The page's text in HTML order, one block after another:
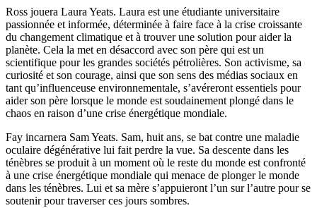
Ross jouera Laura Yeats. Laura est une étudiante universitaire
passionnée et informée, déterminée à faire face à la crise croissante
du changement climatique et à trouver une solution pour aider la
planète. Cela la met en désaccord avec son père qui est un
scientifique pour les grandes sociétés pétrolières. Son activisme, sa
curiosité et son courage, ainsi que son sens des médias sociaux en
tant qu’influenceuse environnementale, s’avéreront essentiels pour
aider son père lorsque le monde est soudainement plongé dans le
chaos en raison d’une crise énergétique mondiale.
Fay incarnera Sam Yeats. Sam, huit ans, se bat contre une maladie
oculaire dégénérative lui fait perdre la vue. Sa descente dans les
ténèbres se produit à un moment où le reste du monde est confronté
à une crise énergétique mondiale qui menace de plonger le monde
dans les ténèbres. Lui et sa mère s’appuieront l’un sur l’autre pour se
soutenir pour traverser ces jours sombres.